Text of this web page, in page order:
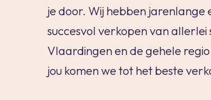
je door. Wij hebben jarenlange
succesvol verkopen van allerlei
Vlaardingen en de gehele
jou komen we tot het beste